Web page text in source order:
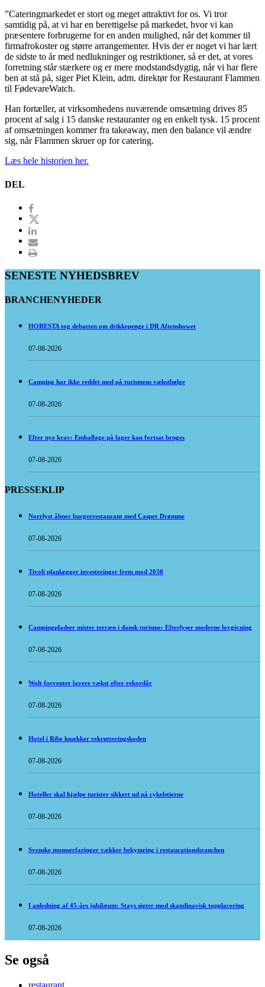
”Cateringmarkedet er stort og meget attraktivt for os. Vi tror
samtidig på, at vi har en berettigelse på markedet, hvor vi kan
præsentere forbrugerne for en anden mulighed, når det kommer til
firmafrokoster og større arrangementer. Hvis der er noget vi har lært
de sidste to år med nedlukninger og restriktioner, så er det, at vores
forretning står stærkere og er mere modstandsdygtig, når vi har flere
ben at stå på, siger Piet Klein, adm. direktør for Restaurant Flammen
til FødevareWatch.
Han fortæller, at virksomhedens nuværende omsætning drives 85
procent af salg i 15 danske restauranter og en enkelt tysk. 15 procent
af omsætningen kommer fra takeaway, men den balance vil ændre
sig, når Flammen skruer op for catering.
Læs hele historien her.
DEL
SENESTE NYHEDSBREV
BRANCHENYHEDER
HORESTA tog debatten om drikkepenge i DR Aftenshowet
07-08-2026
Camping har ikke reddet med på turismens vækstbølge
07-08-2026
Efter nye krav: Emballage på lager kan fortsat bruges
07-08-2026
PRESSEKLIP
Norrlyst åbner burgerrestaurant med Casper Drømme
07-08-2026
Tivoli planlægger investeringer frem mod 2030
07-08-2026
Campingpladser mister terræn i dansk turisme: Efterlyser moderne lovgivning
07-08-2026
Wolt forventer lavere vækst efter rekordår
07-08-2026
Hotel i Ribe knækker rekrutteringskoden
07-08-2026
Hoteller skal hjælpe turister sikkert ud på cykelstierne
07-08-2026
Svenske momserfaringer vækker bekymring i restaurationsbranchen
07-08-2026
I anledning af 45-års jubilæum: Stays sigter mod skandinavisk topplacering
07-08-2026
Se også
restaurant